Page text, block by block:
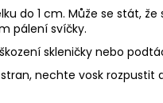
do 1 cm. Může se stát,
pálení svíčky.
skleničky nebo
nechte vosk rozpustit